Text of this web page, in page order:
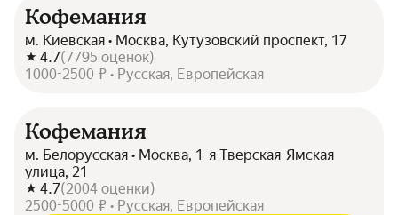
Кофемания
м. Киевская • Москва, Кутузовский проспект, 17
4.7(7795 оценок)
1000-2500 ₽ • Русская, Европейская
Кофемания
м. Белорусская • Москва, 1-я Тверская-Ямская
улица, 21
4.7(2004 оценки)
2500-5000 ₽ • Русская, Европейская